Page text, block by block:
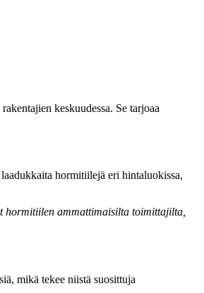
keskuudessa. Se tarjoaa
hormitiilejä eri hintaluokissa,
hormitiilen ammattimaisilta toimittajilta,
mikä tekee niistä suosittuja